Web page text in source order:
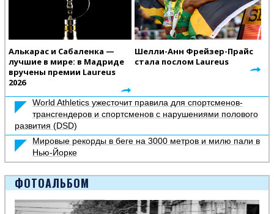
Алькарас и Сабаленка —
лучшие в мире: в Мадриде
вручены премии Laureus
2026
Шелли-Анн Фрейзер-Прайс
стала послом Laureus
World Athletics ужесточит правила для спортсменов-
трансгендеров и спортсменов с нарушениями полового
развития (DSD)
Мировые рекорды в беге на 3000 метров и милю пали в
Нью-Йорке
ФОТОАЛЬБОМ